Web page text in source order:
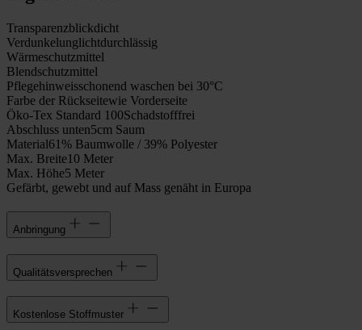
Transparenzblickdicht
Verdunkelunglichtdurchlässig
Wärmeschutzmittel
Blendschutzmittel
Pflegehinweisschonend waschen bei 30°C
Farbe der Rückseitewie Vorderseite
Öko-Tex Standard 100Schadstofffrei
Abschluss unten5cm Saum
Material61% Baumwolle / 39% Polyester
Max. Breite10 Meter
Max. Höhe5 Meter
Gefärbt, gewebt und auf Mass genäht in Europa
Anbringung
Qualitätsversprechen
Kostenlose Stoffmuster